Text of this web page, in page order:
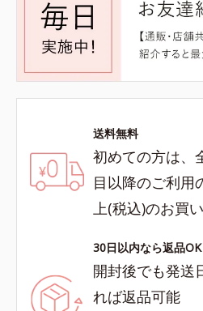
送料無料
初めての方は、
目以降のご利用
上(税込)のお買
30日以内なら返品OK
開封後でも発送
れば返品可能